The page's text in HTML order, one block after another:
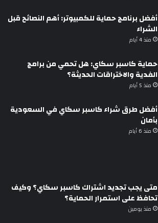
أفضل برنامج حماية للكمبيوتر: أهم النصائح قبل
الشراء
منذ 4 أيام
حماية كاسبر سكاي: هل تحمي من برامج
الفدية والاختراقات الحديثة؟
منذ 5 أيام
أفضل طرق شراء كاسبر سكاي في السعودية
بأمان
منذ 6 أيام
متى يجب تجديد اشتراك كاسبر سكاي؟ وكيف
تحافظ على استمرار الحماية؟
منذ يومين